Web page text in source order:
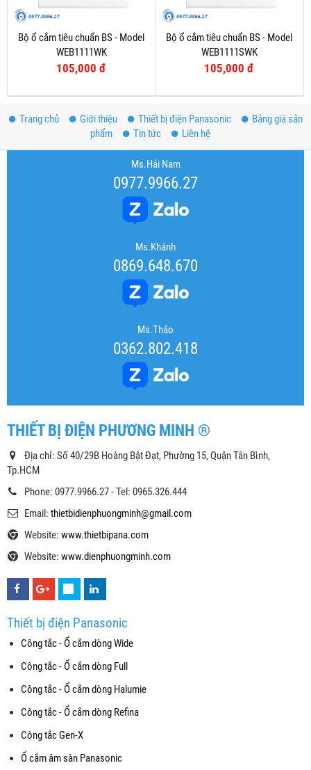
Bộ ổ cắm tiêu chuẩn BS - Model
WEB1111WK
105,000 đ
Bộ ổ cắm tiêu chuẩn BS - Model
WEB1111SWK
105,000 đ
Trang chủ Giới thiệu Thiết bị điện Panasonic
Bảng giá sản
phẩm
Tin tức Liên hệ
Ms.Hải Nam
0977.9966.27
Ms.Khánh
0869.648.670
Ms.Thảo
0362.802.418
THIẾT BỊ ĐIỆN PHƯƠNG MINH ®
Địa chỉ: Số 40/29B Hoàng Bật Đạt, Phường 15, Quận Tân Bình,
Tp.HCM
Phone: 0977.9966.27 - Tel: 0965.326.444
Email: thietbidienphuongminh@gmail.com
Website: www.thietbipana.com
Website: www.dienphuongminh.com
Thiết bị điện Panasonic
Công tắc - Ổ cắm dòng Wide
Công tắc - Ổ cắm dòng Full
Công tắc - Ổ cắm dòng Halumie
Công tắc - Ổ cắm dòng Refina
Công tắc Gen-X
Ổ cắm âm sàn Panasonic